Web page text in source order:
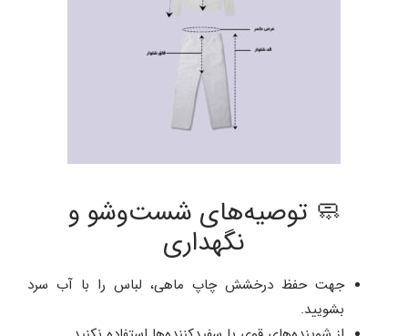
🧼 توصیه‌های شست‌وشو و
نگهداری
جهت حفظ درخشش چاپ ماهی، لباس را با آب سرد
بشویید.